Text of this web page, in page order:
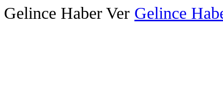
Gelince Haber Ver Gelince